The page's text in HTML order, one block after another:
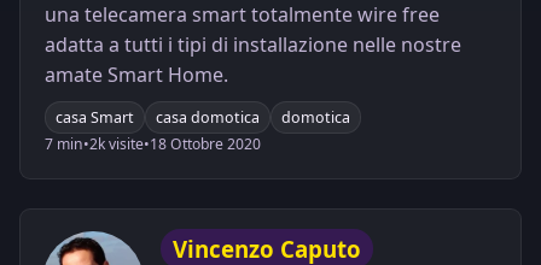
una telecamera smart totalmente wire free
adatta a tutti i tipi di installazione nelle nostre
amate Smart Home.
casa Smart casa domotica
domotica
7 min•2k visite•18 Ottobre 2020
Vincenzo Caputo